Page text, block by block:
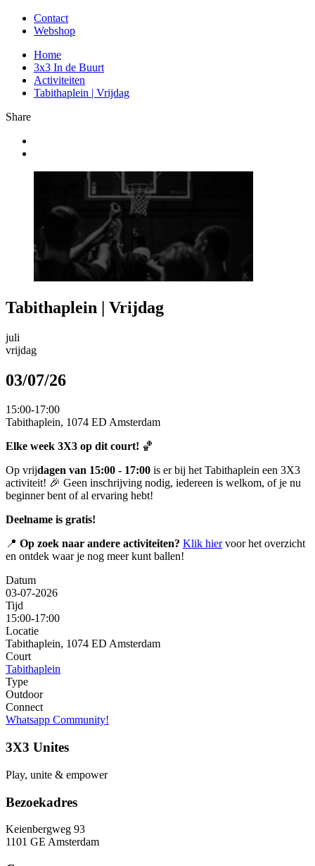
Contact
Webshop
Home
3x3 In de Buurt
Activiteiten
Tabithaplein | Vrijdag
Share
Tabithaplein | Vrijdag
juli
vrijdag
03/07/26
15:00-17:00
Tabithaplein, 1074 ED Amsterdam
Elke week 3X3 op dit court! 🏀
Op vrijdagen van 15:00 - 17:00 is er bij het Tabithaplein een 3X3
activiteit! 🎉 Geen inschrijving nodig, iedereen is welkom, of je nu
beginner bent of al ervaring hebt!
Deelname is gratis!
📍 Op zoek naar andere activiteiten? Klik hiervoor het overzicht
en ontdek waar je nog meer kunt ballen!
Datum
03-07-2026
Tijd
15:00-17:00
Locatie
Tabithaplein, 1074 ED Amsterdam
Court
Tabithaplein
Type
Outdoor
Connect
Whatsapp Community!
3X3 Unites
Play, unite & empower
Bezoekadres
Keienbergweg 93
1101 GE Amsterdam